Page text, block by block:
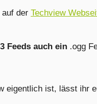
der Techview
Feeds auch ein .ogg
eigentlich ist, lässt ihr